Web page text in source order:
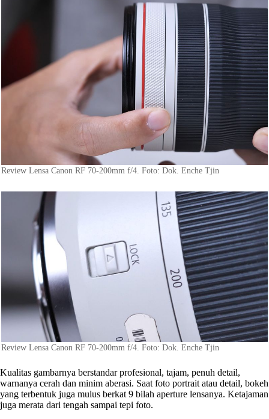
Review Lensa Canon RF 70-200mm f/4. Foto: Dok. Enche Tjin
Review Lensa Canon RF 70-200mm f/4. Foto: Dok. Enche Tjin
Kualitas gambarnya berstandar profesional, tajam, penuh detail,
warnanya cerah dan minim aberasi. Saat foto portrait atau detail, bokeh
yang terbentuk juga mulus berkat 9 bilah aperture lensanya. Ketajaman
juga merata dari tengah sampai tepi foto.